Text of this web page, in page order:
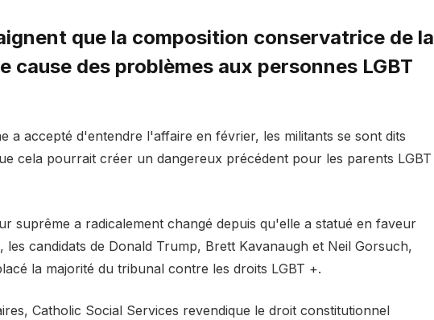
que la composition conservatrice de la
cause des problèmes aux personnes LGBT
a accepté d'entendre l'affaire en février, les militants se sont dits
cela pourrait créer un dangereux précédent pour les parents LGBT
suprême a radicalement changé depuis qu'elle a statué en faveur
les candidats de Donald Trump, Brett Kavanaugh et Neil Gorsuch,
la majorité du tribunal contre les droits LGBT +.
Catholic Social Services revendique le droit constitutionnel